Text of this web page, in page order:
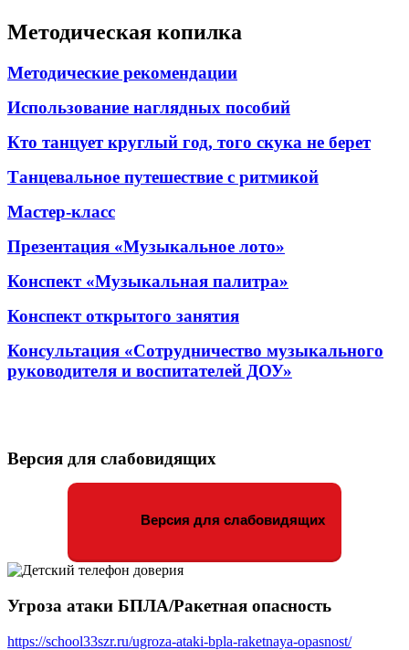
Методическая копилка
Методические рекомендации
Использование наглядных пособий
Кто танцует круглый год, того скука не берет
Танцевальное путешествие с ритмикой
Мастер-класс
Презентация «Музыкальное лото»
Конспект «Музыкальная палитра»
Конспект открытого занятия
Консультация «Сотрудничество музыкального
руководителя и воспитателей ДОУ»
Версия для слабовидящих
Версия для слабовидящих
Угроза атаки БПЛА/Ракетная опасность
https://school33szr.ru/ugroza-ataki-bpla-raketnaya-opasnost/